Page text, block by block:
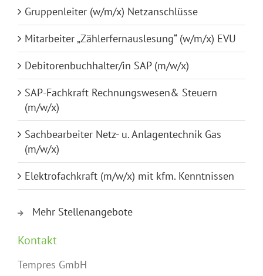
Gruppenleiter (w/m/x) Netzanschlüsse
Mitarbeiter „Zählerfernauslesung“ (w/m/x) EVU
Debitorenbuchhalter/in SAP (m/w/x)
SAP-Fachkraft Rechnungswesen& Steuern
(m/w/x)
Sachbearbeiter Netz- u. Anlagentechnik Gas
(m/w/x)
Elektrofachkraft (m/w/x) mit kfm. Kenntnissen
Mehr Stellenangebote
Kontakt
Tempres GmbH